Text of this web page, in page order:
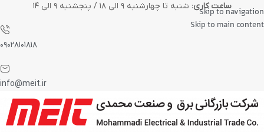
Skip to navigation
Skip to main content
ساعت کاری: شنبه تا چهارشنبه ۹ الی ۱۸ / پنجشنبه ۹ الی ۱۴
۰۹۰۲۸۱۰۱۸۱۸
info@meit.ir